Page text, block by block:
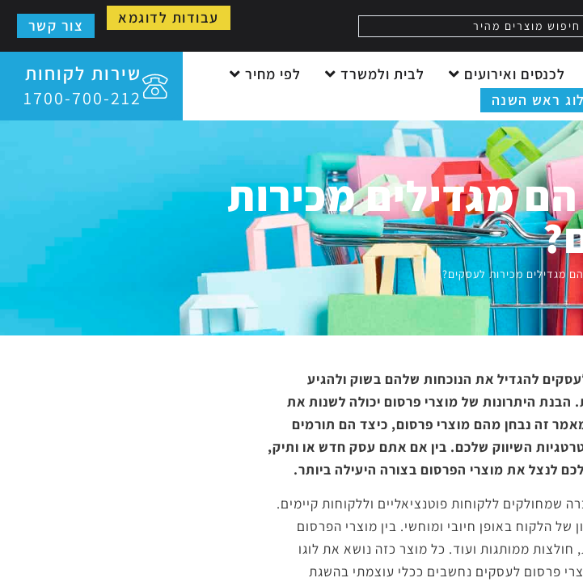
עבודות לדוגמא צור קשר
לכנסים ואירועים לבית ולמשרד
לפי מחיר
ראש השנה
שירות לקוחות
1700-700-212
מגדילים מכירות
מגדילים מכירות לעסקים?
להגדיל את הנוכחות שלהם בשוק ולהגיע
הבנת היתרונות של מוצרי פרסום יכולה לשנות את
זה נבחן מהם מוצרי פרסום, כיצד הם תורמים
השיווק שלכם. בין אם אתם עסק חדש או ותיק,
לנצל את מוצרי הפרסום בצורה היעילה ביותר.
ללקוחות פוטנציאליים וללקוחות קיימים.
הלקוח באופן חיובי ומוחשי. בין מוצרי הפרסום
ממותגות ועוד. כל מוצר כזה נושא את לוגו
פרסום לעסקים נחשבים ככלי עוצמתי בהשגת